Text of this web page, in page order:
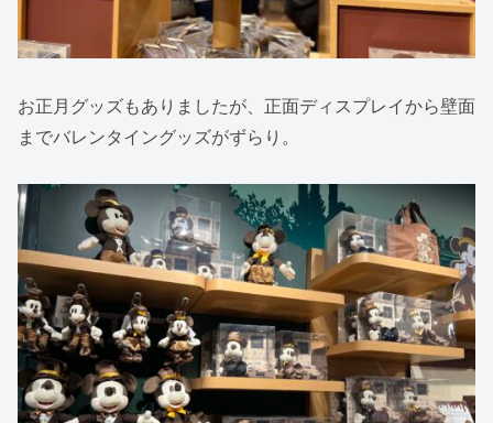
お正月グッズもありましたが、正面ディスプレイから壁面
までバレンタイングッズがずらり。